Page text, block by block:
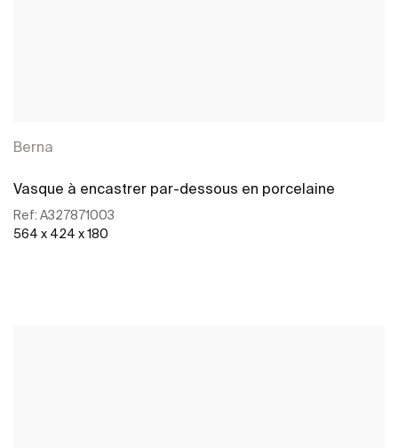
Berna
Vasque à encastrer par-dessous en porcelaine
Ref: A327871003
564 x 424 x 180